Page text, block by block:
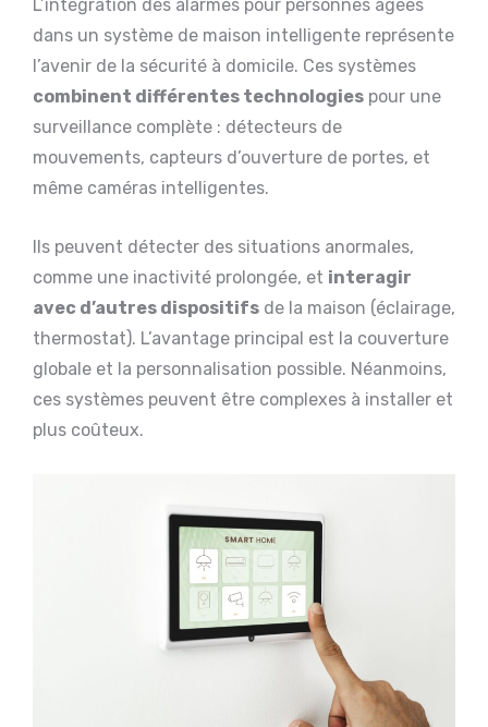
L’intégration des alarmes pour personnes âgées
dans un système de maison intelligente représente
l’avenir de la sécurité à domicile. Ces systèmes
combinent différentes technologies pour une
surveillance complète : détecteurs de
mouvements, capteurs d’ouverture de portes, et
même caméras intelligentes.
Ils peuvent détecter des situations anormales,
comme une inactivité prolongée, et interagir
avec d’autres dispositifs de la maison (éclairage,
thermostat). L’avantage principal est la couverture
globale et la personnalisation possible. Néanmoins,
ces systèmes peuvent être complexes à installer et
plus coûteux.